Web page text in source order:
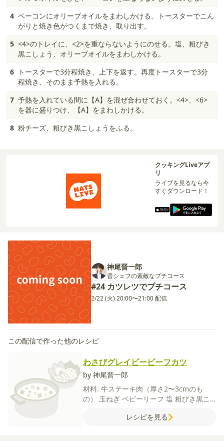
4 ベーコンにオリーブオイルをまわしかける。トースターでこん
がりと焼き色がつくまで焼き、取り出す。
5 <4>のトレイに、<2>を重ならないようにのせる。塩、粗びき
黒こしょう、オリーブオイルをまわしかける。
6
トースターで3分程焼き、上下を返す。再度トースターで3分
程焼き、そのまま予熱を入れる。
7 予熱を入れている間に【A】を混ぜ合わせておく。<4>、<6>
を器に盛りつけ、【A】をまわしかける。
8 粉チーズ、粗びき黒こしょうをふる。
クッキングLiveアプ
リ
ライブを見るなら今
すぐダウンロード！
神尾晋一郎
晋シェフの素敵なプチコース
#24 カツレツでプチコース
2/22 (火) 20:00〜21:00 配信
この配信で作った他のレシピ
わさびグレイビービーフカツ
by 神尾晋一郎
材料: 牛ステーキ肉（厚さ2〜3cmのも
の） 玉ねぎ ベビーリーフ 塩 粗びき黒こ
【山葵グレイビーソース】
レシピを見る